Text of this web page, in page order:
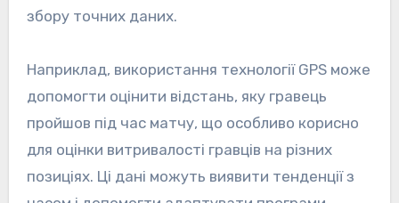
збору точних даних.
Наприклад, використання технології GPS може
допомогти оцінити відстань, яку гравець
пройшов під час матчу, що особливо корисно
для оцінки витривалості гравців на різних
позиціях. Ці дані можуть виявити тенденції з